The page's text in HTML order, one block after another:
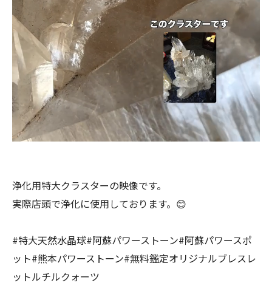
浄化用特大クラスターの映像です。
実際店頭で浄化に使用しております。😊
#特大天然水晶球#阿蘇パワーストーン#阿蘇パワースポ
ット#熊本パワーストーン#無料鑑定オリジナルブレスレ
ットルチルクォーツ